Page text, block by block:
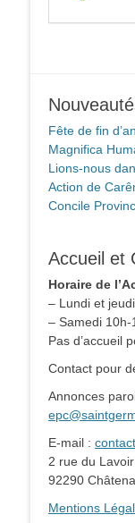
Fête de fin
Magnifica
Lions-nous
Action de
Concile
Accueil et
Horaire de
– Lundi et
– Samedi 10h-
Pas d’accueil
Contact pour
Annonces
E-mail :
2 rue du Lavoir
92290
Mentions